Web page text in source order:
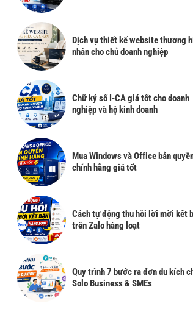
Dịch vụ thiết kế website thương
nhân cho chủ doanh nghiệp
Chữ ký số I-CA giá tốt cho doanh
nghiệp và hộ kinh doanh
Mua Windows và Office bản
chính hãng giá tốt
Cách tự động thu hồi lời mời kết
trên Zalo hàng loạt
Quy trình 7 bước ra đơn du kích
Solo Business & SMEs